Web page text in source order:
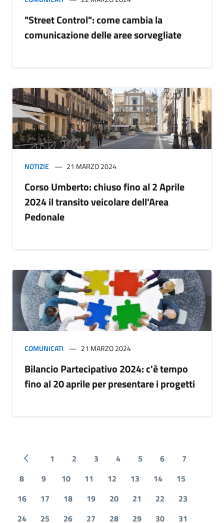
"Street Control": come cambia la
comunicazione delle aree sorvegliate
NOTIZIE 21 MARZO 2024
Corso Umberto: chiuso fino al 2 Aprile
2024 il transito veicolare dell'Area
Pedonale
COMUNICATI 21 MARZO 2024
Bilancio Partecipativo 2024: c'è tempo
fino al 20 aprile per presentare i progetti
Pagina precedente
1 2 3 4 5 6
7
8
9 10 11 12 13 14
15
16
17 18 19 20 21 22
23
24
25 26 27 28 29 30 31